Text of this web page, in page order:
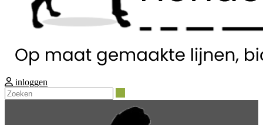
inloggen